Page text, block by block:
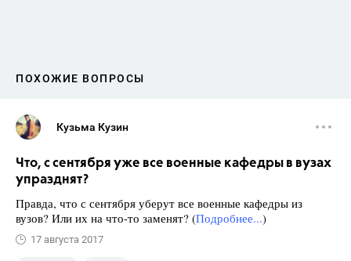
ПОХОЖИЕ ВОПРОСЫ
Кузьма Кузин
Что, с сентября уже все военные кафедры в вузах
упразднят?
Правда, что с сентября уберут все военные кафедры из
вузов? Или их на что-то заменят? (Подробнее...)
17 августа 2017